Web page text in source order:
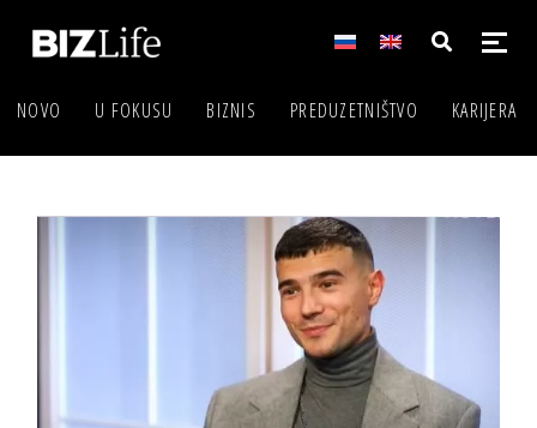
NOVO U FOKUSU BIZNIS PREDUZETNIŠTVO KARIJERA